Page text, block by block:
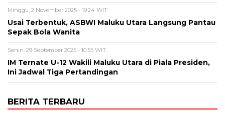
Minggu, 2 November 2025 - 19:24 WIT
Usai Terbentuk, ASBWI Maluku Utara Langsung Pantau
Sepak Bola Wanita
Senin, 29 September 2025 - 10:55 WIT
IM Ternate U-12 Wakili Maluku Utara di Piala Presiden,
Ini Jadwal Tiga Pertandingan
BERITA TERBARU